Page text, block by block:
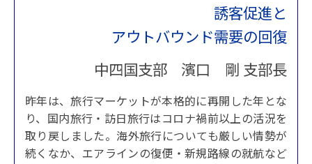
誘客促進と
アウトバウンド需要の回復
中四国支部 濱口 剛 支部長
昨年は、旅行マーケットが本格的に再開した年とな
り、国内旅行・訪日旅行はコロナ禍前以上の活況を
取り戻しました。海外旅行についても厳しい情勢が
続くなか、エアラインの復便・新規路線の就航など